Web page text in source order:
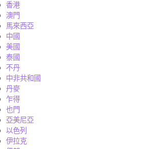
香港
澳門
馬來西亞
中國
美國
泰國
不丹
中非共和國
丹麥
乍得
也門
亞美尼亞
以色列
伊拉克